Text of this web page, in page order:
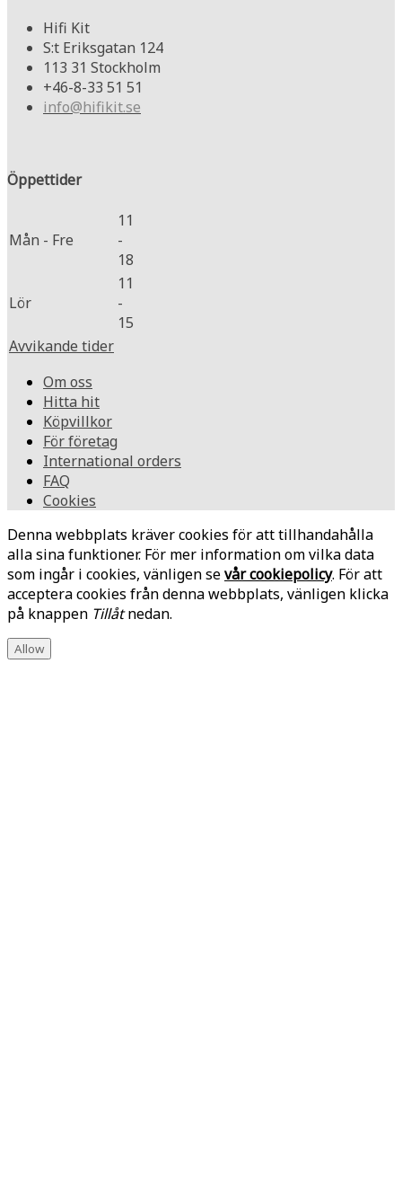
Hifi Kit
S:t Eriksgatan 124
113 31 Stockholm
+46-8-33 51 51
info@hifikit.se
Öppettider
Mån - Fre
11
-
18
Lör
11
-
15
Avvikande tider
Om oss
Hitta hit
Köpvillkor
För företag
International orders
FAQ
Cookies
Denna webbplats kräver cookies för att tillhandahålla
alla sina funktioner. För mer information om vilka data
som ingår i cookies, vänligen sevår cookiepolicy. För att
acceptera cookies från denna webbplats, vänligen klicka
på knappen Tillåtnedan.
Allow